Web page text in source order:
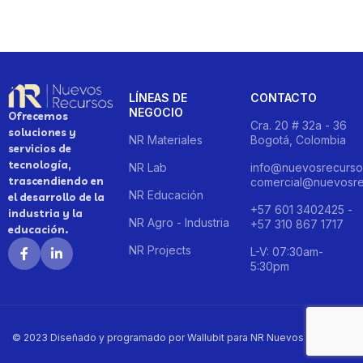
Ofrecemos
soluciones y
servicios de
tecnología,
trascendiendo en
el desarrollo de la
industria y la
educación.
LÍNEAS DE
NEGOCIO
NR Materiales
NR Lab
NR Educación
NR Agro - Industria
NR Projects
CONTACTO
Cra. 20 # 32a - 36
Bogotá, Colombia
+57 601 3402425 -
+57 310 867 1717
L-V: 07:30am-
5:30pm
© 2023 Diseñado y programado por Wallubit para NR Nuevos Recursos